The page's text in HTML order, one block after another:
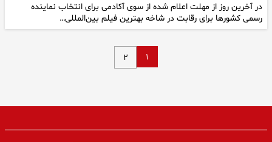
در آخرین روز از مهلت اعلام شده از سوی آکادمی برای انتخاب نماینده
رسمی کشورها برای رقابت در شاخه بهترین فیلم بین‌المللی…
۱ ۲